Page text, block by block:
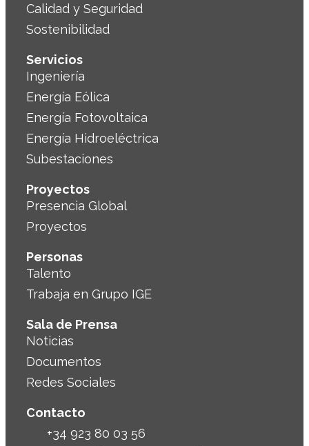
Calidad y Seguridad
Sostenibilidad
Servicios
Ingeniería
Energía Eólica
Energía Fotovoltaica
Energía Hidroeléctrica
Subestaciones
Proyectos
Presencia Global
Proyectos
Personas
Talento
Trabaja en Grupo IGE
Sala de Prensa
Noticias
Documentos
Redes Sociales
Contacto
+34 923 80 03 56